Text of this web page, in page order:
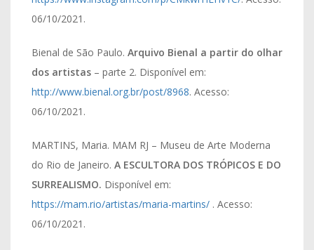
06/10/2021.
Bienal de São Paulo. Arquivo Bienal a partir do olhar
dos artistas – parte 2. Disponível em:
http://www.bienal.org.br/post/8968. Acesso:
06/10/2021.
MARTINS, Maria. MAM RJ – Museu de Arte Moderna
do Rio de Janeiro. A ESCULTORA DOS TRÓPICOS E DO
SURREALISMO. Disponível em:
https://mam.rio/artistas/maria-martins/ . Acesso:
06/10/2021.